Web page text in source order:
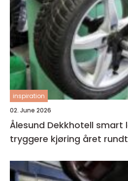
inspiration
02. June 2026
Ålesund Dekkhotell smart lagring og
tryggere kjøring året rundt